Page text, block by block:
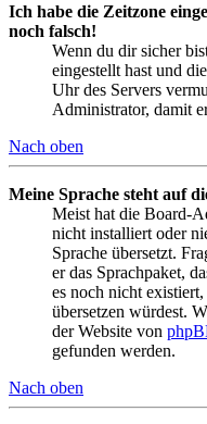
Ich habe die Zeitzone
noch falsch!
Wenn du dir sicher
eingestellt hast und
Uhr des Servers
Administrator, damit
Nach oben
Meine Sprache steht auf
Meist hat die Board-
nicht installiert oder
Sprache übersetzt.
er das Sprachpaket,
es noch nicht
übersetzen würdest.
der Website von
gefunden werden.
Nach oben